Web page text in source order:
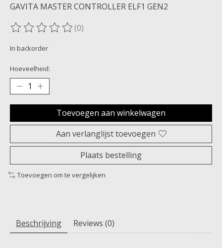
GAVITA MASTER CONTROLLER ELF1 GEN2
De beoordeling van dit product is
(0)
In backorder
Hoeveelheid:
Toevoegen aan winkelwagen
Aan verlanglijst toevoegen
Plaats bestelling
Toevoegen om te vergelijken
Beschrijving Reviews (0)